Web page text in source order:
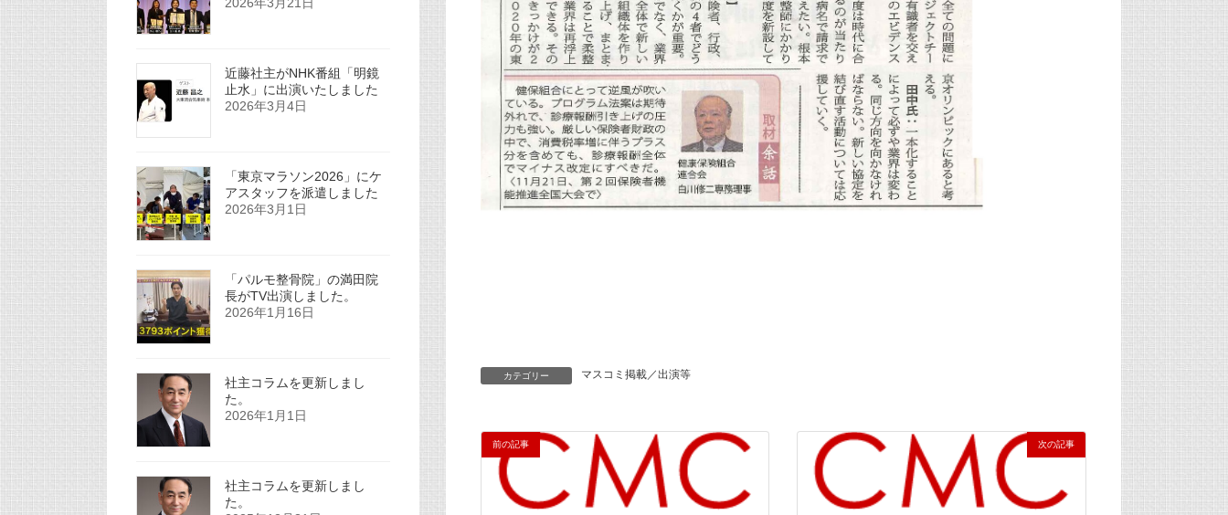
カテゴリー マスコミ掲載／出演等
前の記事 次の記事
2026年3月21日
近藤社主がNHK番組「明鏡
止水」に出演いたしました
2026年3月4日
「東京マラソン2026」にケ
アスタッフを派遣しました
2026年3月1日
「パルモ整骨院」の満田院
長がTV出演しました。
2026年1月16日
社主コラムを更新しまし
た。
2026年1月1日
社主コラムを更新しまし
た。